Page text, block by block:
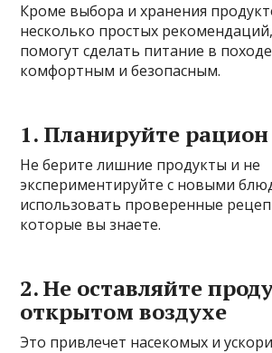
Кроме выбора и хранения
несколько простых
помогут сделать питание в
комфортным и безопасным.
1. Планируйте рацион
Не берите лишние продукты и не
экспериментируйте с новыми
использовать проверенные
которые вы знаете.
2. Не оставляйте
открытом воздухе
Это привлечет насекомых и